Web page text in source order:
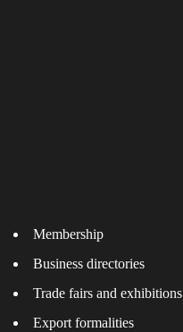
Membership
Business directories
Trade fairs and exhibitions
Export formalities